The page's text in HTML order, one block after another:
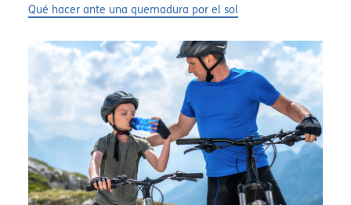
Qué hacer ante una quemadura por el sol